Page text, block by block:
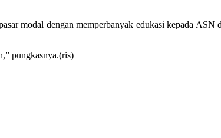
modal dengan memperbanyak edukasi kepada ASN
pungkasnya.(ris)